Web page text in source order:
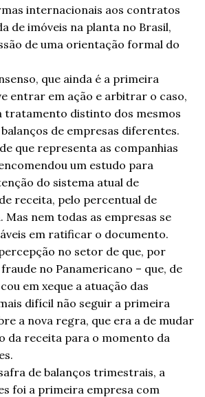
internacionais aos contratos
de imóveis na planta no Brasil,
de uma orientação formal do
que ainda é a primeira
entrar em ação e arbitrar o caso,
tratamento distinto dos mesmos
de empresas diferentes.
que representa as companhias
um estudo para
do sistema atual de
receita, pelo percentual de
Mas nem todas as empresas se
em ratificar o documento.
no setor de que, por
no Panamericano – que, de
em xeque a atuação das
difícil não seguir a primeira
a nova regra, que era a de mudar
da receita para o momento da
de balanços trimestrais, a
foi a primeira empresa com